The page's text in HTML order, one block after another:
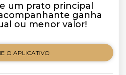
um prato principal
ganha
ou menor valor!
O APLICATIVO